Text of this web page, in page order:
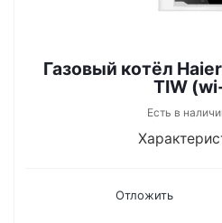
Газовый котёл Haier GreenLine 1.26
ТIW
Есть в
Отложить